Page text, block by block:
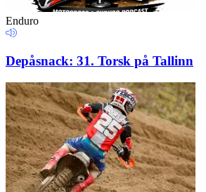
Enduro
Depåsnack: 31. Torsk på Tallinn